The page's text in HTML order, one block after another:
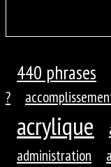
440 phrases
?
acrylique
administration